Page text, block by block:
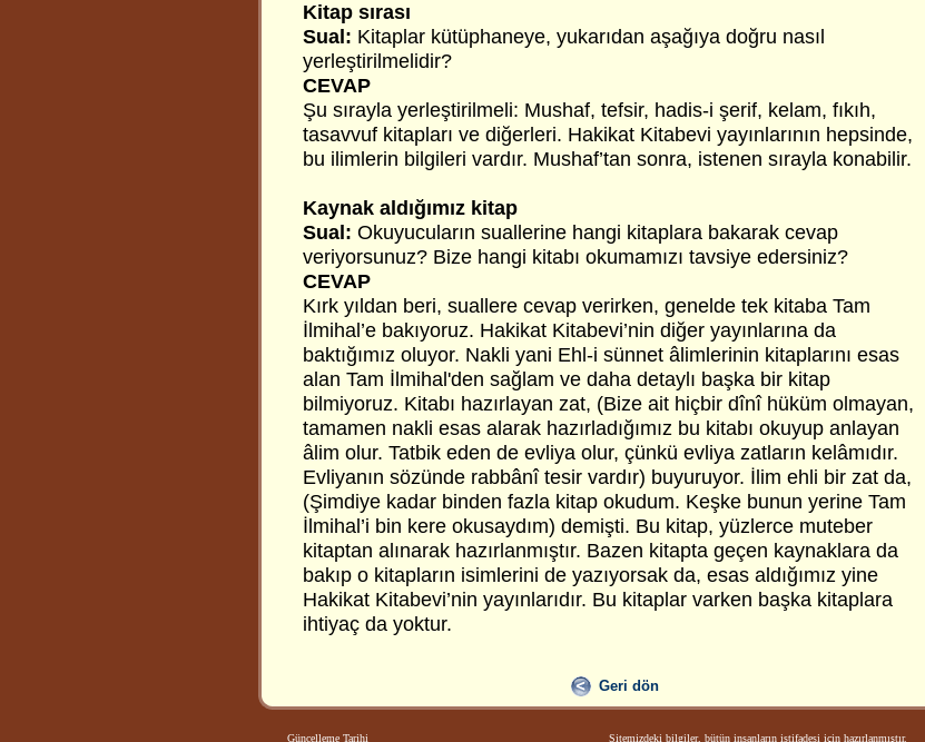
Kitap sırası
Sual: Kitaplar kütüphaneye, yukarıdan aşağıya doğru nasıl
yerleştirilmelidir?
CEVAP
Şu sırayla yerleştirilmeli: Mushaf, tefsir, hadis-i şerif, kelam, fıkıh,
tasavvuf kitapları ve diğerleri. Hakikat Kitabevi yayınlarının hepsinde,
bu ilimlerin bilgileri vardır. Mushaf’tan sonra, istenen sırayla konabilir.
Kaynak aldığımız kitap
Sual: Okuyucuların suallerine hangi kitaplara bakarak cevap
veriyorsunuz? Bize hangi kitabı okumamızı tavsiye edersiniz?
CEVAP
Kırk yıldan beri, suallere cevap verirken, genelde tek kitaba Tam
İlmihal’e bakıyoruz. Hakikat Kitabevi’nin diğer yayınlarına da
baktığımız oluyor. Nakli yani Ehl-i sünnet âlimlerinin kitaplarını esas
alan Tam İlmihal'den sağlam ve daha detaylı başka bir kitap
bilmiyoruz. Kitabı hazırlayan zat, (Bize ait hiçbir dînî hüküm olmayan,
tamamen nakli esas alarak hazırladığımız bu kitabı okuyup anlayan
âlim olur. Tatbik eden de evliya olur, çünkü evliya zatların kelâmıdır.
Evliyanın sözünde rabbânî tesir vardır) buyuruyor. İlim ehli bir zat da,
(Şimdiye kadar binden fazla kitap okudum. Keşke bunun yerine Tam
İlmihal’i bin kere okusaydım) demişti. Bu kitap, yüzlerce muteber
kitaptan alınarak hazırlanmıştır. Bazen kitapta geçen kaynaklara da
bakıp o kitapların isimlerini de yazıyorsak da, esas aldığımız yine
Hakikat Kitabevi’nin yayınlarıdır. Bu kitaplar varken başka kitaplara
ihtiyaç da yoktur.
Geri dön
Güncelleme Tarihi Sitemizdeki bilgiler, bütün insanların istifadesi için hazırlanmıştır.